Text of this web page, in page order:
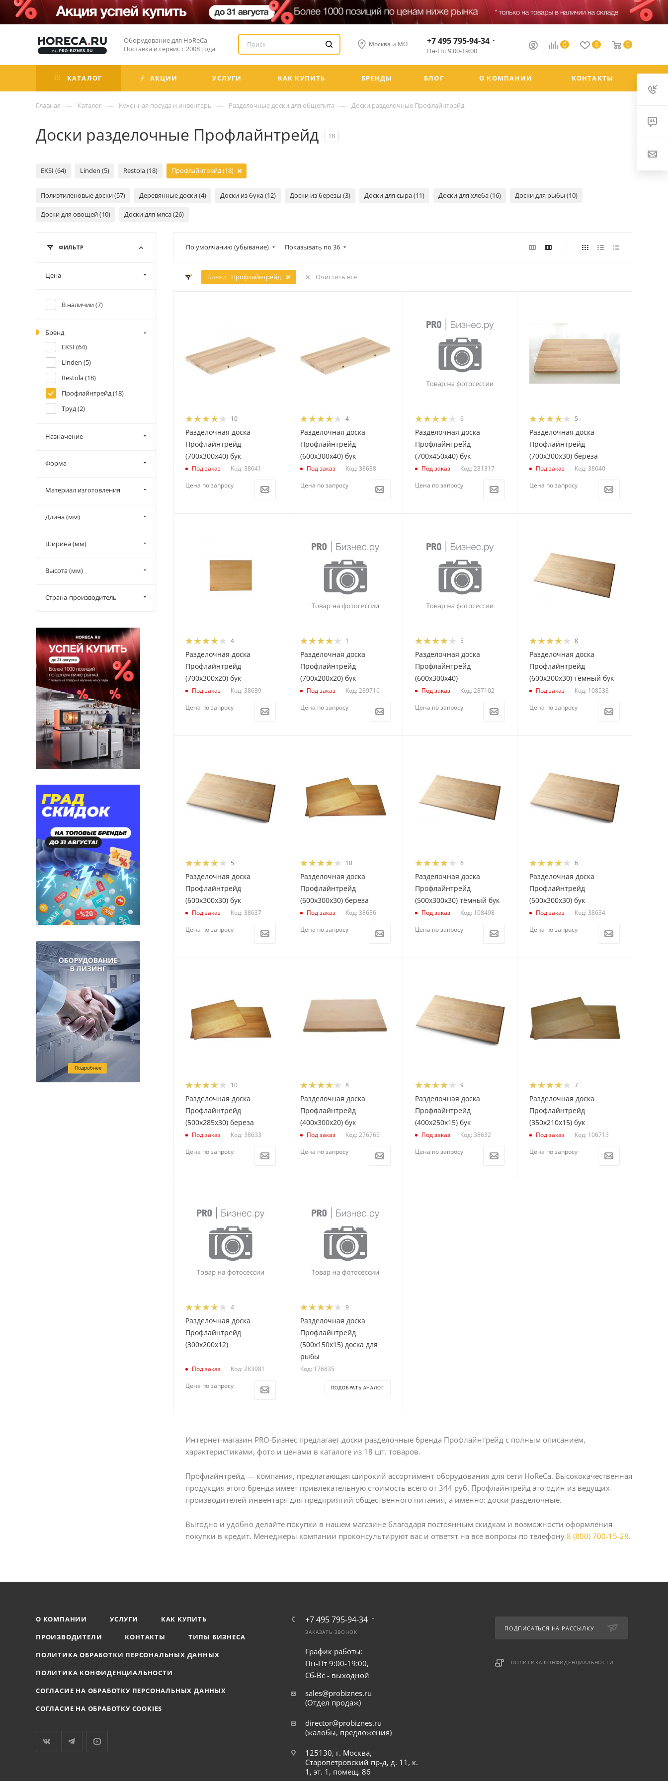
Оборудование для HoReCa
Поставка и сервис с 2008 года
Москва и МО 0 0 0
+7 495 795-94-34
Пн-Пт: 9:00-19:00
КАТАЛОГ АКЦИИ УСЛУГИ КАК КУПИТЬ БРЕНДЫ БЛОГ О КОМПАНИИ КОНТАКТЫ
Главная — Каталог — Кухонная посуда и инвентарь — Разделочные доски для общепита — Доски разделочные Профлайнтрейд
Доски разделочные Профлайнтрейд 18
EKSI (64) Linden (5) Restola (18) Профлайнтрейд (18)
Полиэтиленовые доски (57) Деревянные доски (4) Доски из бука (12) Доски из березы (3) Доски для сыра (11) Доски для хлеба (16) Доски для рыбы (10)
Доски для овощей (10) Доски для мяса (26)
По умолчанию (убывание) Показывать по 36
Бренд: Профлайнтрейд Очистить всё
10
Разделочная доска
Профлайнтрейд
(700х300х40) бук
Под заказ Код: 38641
Цена по запросу
4
Разделочная доска
Профлайнтрейд
(600х300х40) бук
Под заказ Код: 38638
Цена по запросу
6
Разделочная доска
Профлайнтрейд
(700х450х40) бук
Под заказ Код: 281317
Цена по запросу
5
Разделочная доска
Профлайнтрейд
(700х300х30) береза
Под заказ Код: 38640
Цена по запросу
4
Разделочная доска
Профлайнтрейд
(700х300х20) бук
Под заказ Код: 38639
Цена по запросу
1
Разделочная доска
Профлайнтрейд
(700х200х20) бук
Под заказ Код: 289716
Цена по запросу
5
Разделочная доска
Профлайнтрейд
(600х300х40)
Под заказ Код: 287102
Цена по запросу
8
Разделочная доска
Профлайнтрейд
(600х300х30) тёмный бук
Под заказ Код: 108538
Цена по запросу
5
Разделочная доска
Профлайнтрейд
(600х300х30) бук
Под заказ Код: 38637
Цена по запросу
10
Разделочная доска
Профлайнтрейд
(600х300х30) береза
Под заказ Код: 38636
Цена по запросу
6
Разделочная доска
Профлайнтрейд
(500х300х30) тёмный бук
Под заказ Код: 108498
Цена по запросу
6
Разделочная доска
Профлайнтрейд
(500х300х30) бук
Под заказ Код: 38634
Цена по запросу
10
Разделочная доска
Профлайнтрейд
(500х285х30) береза
Под заказ Код: 38633
Цена по запросу
8
Разделочная доска
Профлайнтрейд
(400х300х20) бук
Под заказ Код: 276765
Цена по запросу
9
Разделочная доска
Профлайнтрейд
(400х250х15) бук
Под заказ Код: 38632
Цена по запросу
7
Разделочная доска
Профлайнтрейд
(350х210х15) бук
Под заказ Код: 106713
Цена по запросу
4
Разделочная доска
Профлайнтрейд
(300х200х12)
Под заказ Код: 283981
Цена по запросу
9
Разделочная доска
Профлайнтрейд
(500х150х15) доска для
рыбы
Код: 176835
ПОДОБРАТЬ АНАЛОГ
Интернет-магазин PRO-Бизнес предлагает доски разделочные бренда Профлайнтрейд с полным описанием,
характеристиками, фото и ценами в каталоге из 18 шт. товаров.
Профлайнтрейд — компания, предлагающая широкий ассортимент оборудования для сети HoReCa. Высококачественная
продукция этого бренда имеет привлекательную стоимость всего от 344 руб. Профлайнтрейд это один из ведущих
производителей инвентаря для предприятий общественного питания, а именно: доски разделочные.
Выгодно и удобно делайте покупки в нашем магазине благодаря постоянным скидкам и возможности оформления
покупки в кредит. Менеджеры компании проконсультируют вас и ответят на все вопросы по телефону 8 (800) 700-15-28.
ФИЛЬТР
Цена
В наличии (7)
Бренд
EKSI (64)
Linden (5)
Restola (18)
Профлайнтрейд (18)
Труд (2)
Назначение
Форма
Материал изготовления
Длина (мм)
Ширина (мм)
Высота (мм)
Страна-производитель
О КОМПАНИИ УСЛУГИ
КАК КУПИТЬ
ПРОИЗВОДИТЕЛИ
КОНТАКТЫ
ТИПЫ БИЗНЕСА
ПОЛИТИКА ОБРАБОТКИ ПЕРСОНАЛЬНЫХ ДАННЫХ
ПОЛИТИКА КОНФИДЕНЦИАЛЬНОСТИ
СОГЛАСИЕ НА ОБРАБОТКУ ПЕРСОНАЛЬНЫХ ДАННЫХ
СОГЛАСИЕ НА ОБРАБОТКУ COOKIES
+7 495 795-94-34
ЗАКАЗАТЬ ЗВОНОК
График работы:
Пн-Пт 9:00-19:00,
Сб-Вс - выходной
sales@probiznes.ru
(Отдел продаж)
director@probiznes.ru
(жалобы, предложения)
125130, г. Москва,
Старопетровский пр-д, д. 11, к.
1, эт. 1, помещ. 86
ПОДПИСАТЬСЯ НА РАССЫЛКУ
ПОЛИТИКА КОНФИДЕНЦИАЛЬНОСТИ